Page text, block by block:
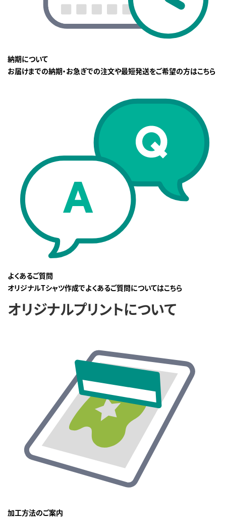
納期について
お届けまでの納期・お急ぎでの注文や最短発送をご希望の方はこちら
よくあるご質問
オリジナルTシャツ作成でよくあるご質問についてはこちら
オリジナルプリントについて
加工方法のご案内